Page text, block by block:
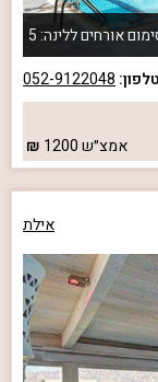
אורחים ללינה: 5
טלפון: 052-9122048
אמצ״ש1200
אילת